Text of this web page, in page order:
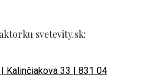
svetevity.sk:
Kalinčiakova 33 | 831 04